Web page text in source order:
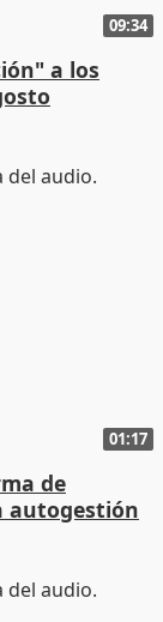
09:34
a los
01:17
de
autogestión